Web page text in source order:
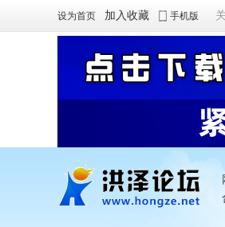
设为首页 加入收藏 手机版